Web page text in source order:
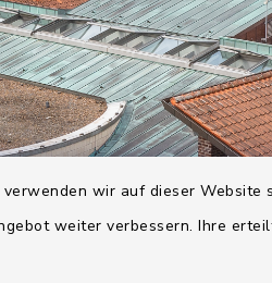
wir auf dieser
weiter verbessern. Ihre